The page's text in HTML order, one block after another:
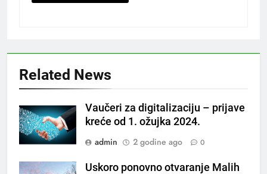
Related News
Vaučeri za digitalizaciju – prijave
kreće od 1. ožujka 2024.
admin
2 godine ago 0
Uskoro ponovno otvaranje Malih